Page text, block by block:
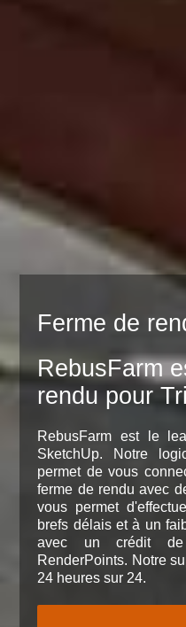
Ferme de
RebusFarm
rendu pour
RebusFarm est le
SketchUp. Notre
permet de vous
ferme de rendu avec
vous permet
brefs délais et à un
avec un crédit
RenderPoints. Notre
24 heures sur 24.